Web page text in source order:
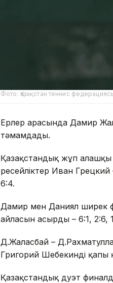
Фото: Қазақстан теннис
Ерлер арасында Дамир
тәмамдады.
Қазақстандық жұп
ресейліктер Иван
6:4.
Дамир мен Даниял ширек
айласын асырды – 6:1, 2:6,
Д.Жалғасбай –
Григорий Шебекинді
Қазақстандық дуэт